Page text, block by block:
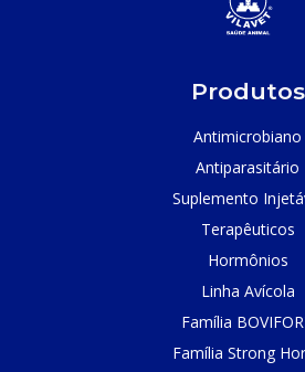
Produtos
Antimicrobiano
Antiparasitário
Suplemento
Terapêuticos
Hormônios
Linha Avícola
Família
Família Strong